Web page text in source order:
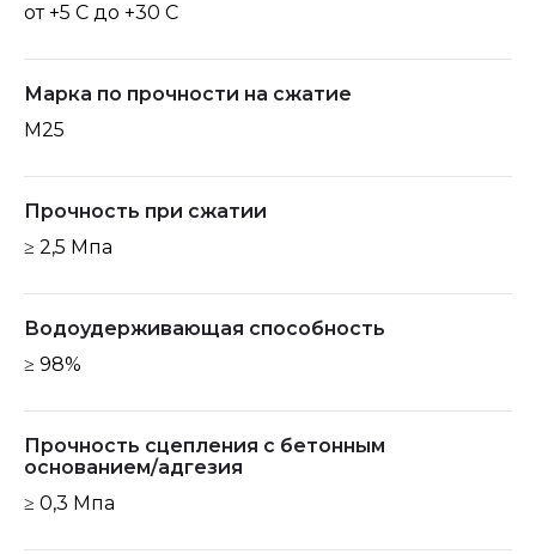
от +5 С до +30 С
Марка по прочности на сжатие
М25
Прочность при сжатии
≥ 2,5 Мпа
Водоудерживающая способность
≥ 98%
Прочность сцепления с бетонным
основанием/адгезия
≥ 0,3 Мпа